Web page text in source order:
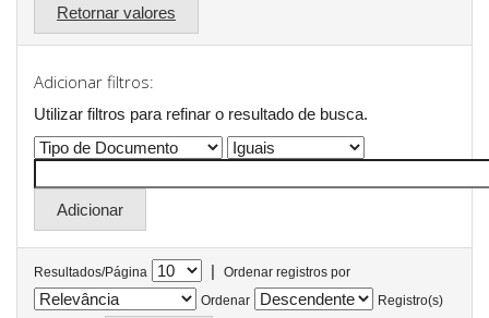
Retornar valores
Adicionar filtros:
Utilizar filtros para refinar o resultado de busca.
Resultados/Página |
Ordenar registros por
Ordenar
Registro(s)